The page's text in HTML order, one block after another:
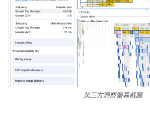
第三方洞察螢幕截圖